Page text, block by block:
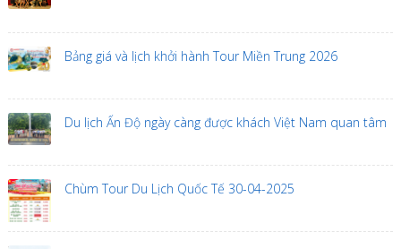
Bảng giá và lịch khởi hành Tour Miền Trung 2026
Du lịch Ấn Độ ngày càng được khách Việt Nam quan tâm
Chùm Tour Du Lịch Quốc Tế 30-04-2025